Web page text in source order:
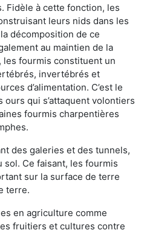
Fidèle à cette fonction, les
leurs nids dans les
décomposition de ce
au maintien de la
les fourmis constituent un
invertébrés et
d’alimentation. C’est le
qui s’attaquent volontiers
fourmis charpentières
des galeries et des tunnels,
sol. Ce faisant, les fourmis
sur la surface de terre
terre.
en agriculture comme
fruitiers et cultures contre